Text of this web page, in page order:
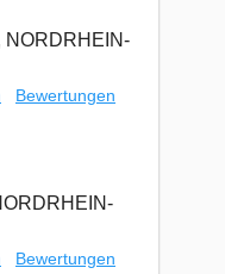
NORDRHEIN-
Bewertungen
Bewertungen